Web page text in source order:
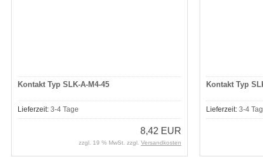
Kontakt Typ SLK-A-M4-45
Lieferzeit:3-4 Tage
8,42 EUR
zzgl. 19 % MwSt. zzgl. Versandkosten
Kontakt Typ
Lieferzeit: 3-4